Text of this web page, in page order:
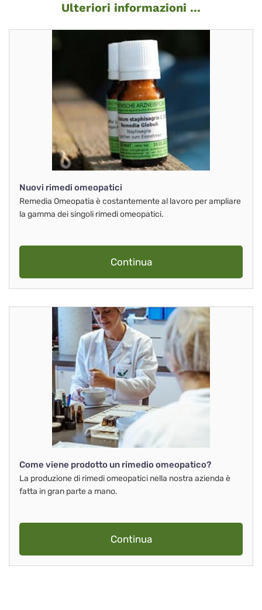
Ulteriori informazioni ...
Nuovi rimedi omeopatici
Remedia Omeopatia è costantemente al lavoro per ampliare
la gamma dei singoli rimedi omeopatici.
Continua
Come viene prodotto un rimedio omeopatico?
La produzione di rimedi omeopatici nella nostra azienda è
fatta in gran parte a mano.
Continua